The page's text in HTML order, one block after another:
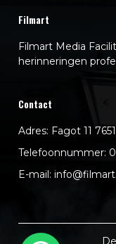
Filmart
Filmart Media
herinneringen
Contact
Adres: Fagot 11
Telefoonnummer:
E-mail: